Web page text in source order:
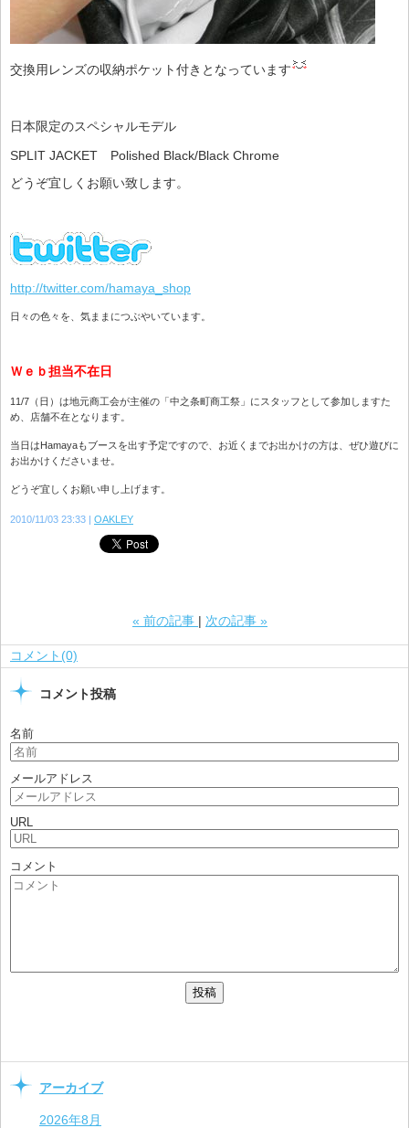
交換用レンズの収納ポケット付きとなっています
日本限定のスペシャルモデル
SPLIT JACKET Polished Black/Black Chrome
どうぞ宜しくお願い致します。
http://twitter.com/hamaya_shop
日々の色々を、気ままにつぶやいています。
Ｗｅｂ担当不在日
11/7（日）は地元商工会が主催の「中之条町商工祭」にスタッフとして参加しますた
め、店舗不在となります。
当日はHamayaもブースを出す予定ですので、お近くまでお出かけの方は、ぜひ遊びに
お出かけくださいませ。
どうぞ宜しくお願い申し上げます。
2010/11/03 23:33 OAKLEY
« 前の記事 次の記事 »
コメント(0)
コメント投稿
名前
メールアドレス
URL
コメント
アーカイブ
2026年8月